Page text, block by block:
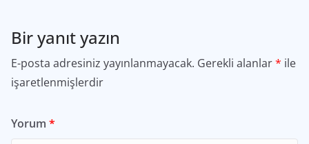
Bir yanıt yazın
E-posta adresiniz yayınlanmayacak. Gerekli alanlar* ile
işaretlenmişlerdir
Yorum *